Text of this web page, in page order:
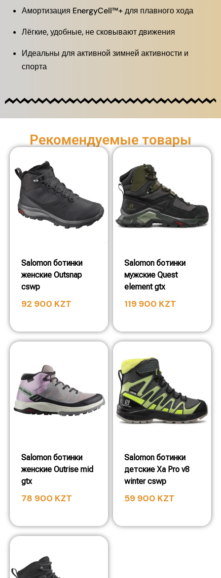
Амортизация EnergyCell™+ для плавного хода
Лёгкие, удобные, не сковывают движения
Идеальны для активной зимней активности и
спорта
Рекомендуемые товары
Salomon ботинки
женские Outsnap
cswp
92 900 KZT
Salomon ботинки
мужские Quest
element gtx
119 900 KZT
Salomon ботинки
женские Outrise mid
gtx
78 900 KZT
Salomon ботинки
детские Xa Pro v8
winter cswp
59 900 KZT